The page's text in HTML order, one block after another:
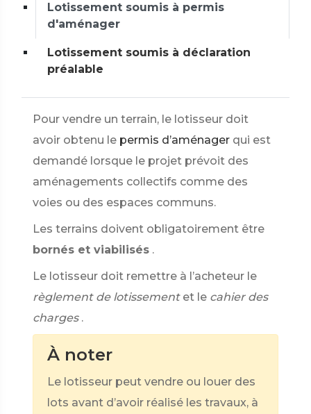
Lotissement soumis à permis
d'aménager
Lotissement soumis à déclaration
préalable
Pour vendre un terrain, le lotisseur doit
avoir obtenu le permis d’aménager qui est
demandé lorsque le projet prévoit des
aménagements collectifs comme des
voies ou des espaces communs.
Les terrains doivent obligatoirement être
bornés et viabilisés .
Le lotisseur doit remettre à l’acheteur le
règlement de lotissement et le cahier des
charges .
À noter
Le lotisseur peut vendre ou louer des
lots avant d’avoir réalisé les travaux, à